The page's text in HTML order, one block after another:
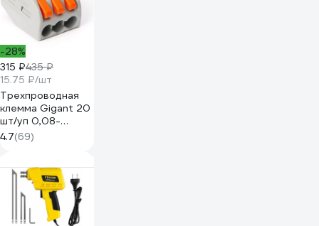
-28%
315 ₽435 ₽
15.75 ₽/шт
Трехпроводная
клемма Gigant 20
шт/уп 0,08-
2,5(4)мм² GCT-
222-413-20
4.7(69)